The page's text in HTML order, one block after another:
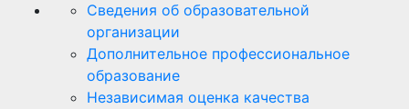
Сведения об образовательной
организации
Дополнительное профессиональное
образование
Независимая оценка качества